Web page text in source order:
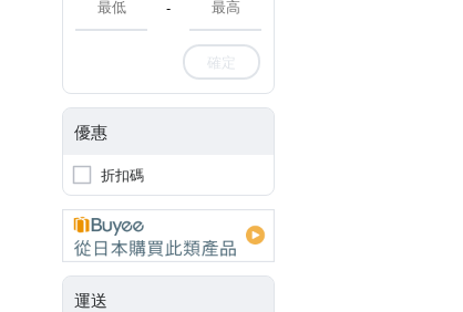
-
確定
優惠
折扣碼
運送